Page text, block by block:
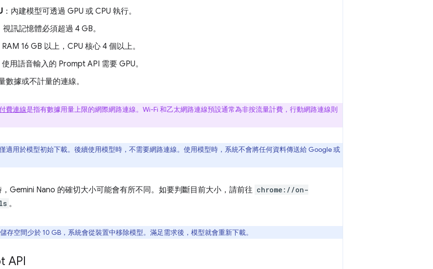
：內建模型可透過 GPU 或 CPU 執行。
視訊記憶體必須超過 4 GB。
RAM 16 GB 以上，CPU 核心 4 個以上。
使用語音輸入的 Prompt API 需要 GPU。
數據或不計量的連線。
費連線是指有數據用量上限的網際網路連線。Wi-Fi 和乙太網路連線預設通常為非按流量計費，行動網路連線則
適用於模型初始下載。後續使用模型時，不需要網路連線。使用模型時，系統不會將任何資料傳送給 Google 或
Gemini Nano 的確切大小可能會有所不同。如要判斷目前大小，請前往 chrome://on-
。
存空間少於 10 GB，系統會從裝置中移除模型。滿足需求後，模型就會重新下載。
API